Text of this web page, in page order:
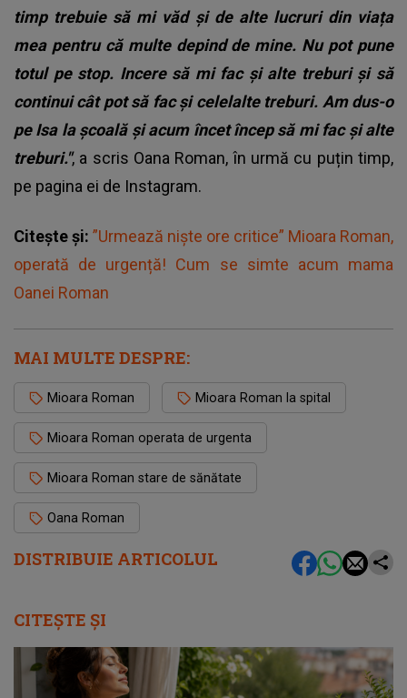
DISTRIBUIE ARTICOLUL
timp trebuie să mi văd și de alte lucruri din viața
mea pentru că multe depind de mine. Nu pot pune
totul pe stop. Incere să mi fac și alte treburi şi să
continui cât pot să fac și celelalte treburi. Am dus-o
pe Isa la școală și acum încet încep să mi fac şi alte
treburi.", a scris Oana Roman, în urmă cu puțin timp,
pe pagina ei de Instagram.
Citește și: ”Urmează niște ore critice” Mioara Roman,
operată de urgență! Cum se simte acum mama
Oanei Roman
MAI MULTE DESPRE:
Mioara Roman Mioara Roman la spital
Mioara Roman operata de urgenta
Mioara Roman stare de sănătate
Oana Roman
CITEȘTE ȘI